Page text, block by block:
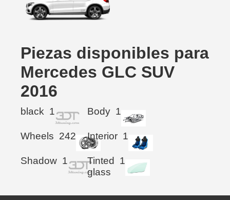
Piezas disponibles para
Mercedes GLC SUV
2016
black 1 Body 1
Wheels 242 Interior 1
Shadow 1
Tinted
glass
1